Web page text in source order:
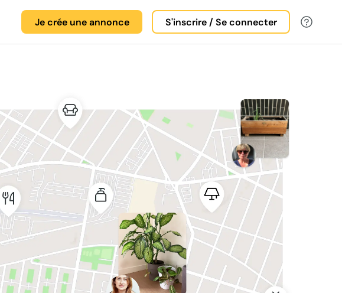
Je crée une annonce S'inscrire / Se connecter